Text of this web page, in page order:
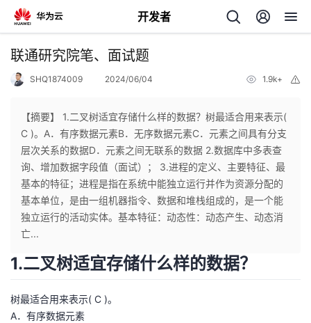
开发者
返
个
人
主
页
我
的
开
发
联通研究院笔、面试题
SHQ1874009 2024/06/04 1.9k+
【摘要】 1.二叉树适宜存储什么样的数据？树最适合用来表示(
C )。A．有序数据元素B．无序数据元素C．元素之间具有分支
层次关系的数据D．元素之间无联系的数据 2.数据库中多表查
询、增加数据字段值（面试）； 3.进程的定义、主要特征、最
基本的特征；进程是指在系统中能独立运行并作为资源分配的
基本单位，是由一组机器指令、数据和堆栈组成的，是一个能
独立运行的活动实体。基本特征：动态性：动态产生、动态消
亡...
1.二叉树适宜存储什么样的数据？
树最适合用来表示( C )。
A．有序数据元素